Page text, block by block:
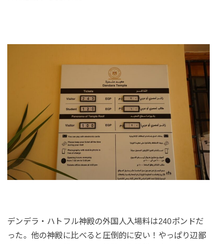
デンデラ・ハトフル神殿の外国人入場料は240ポンドだ
った。他の神殿に比べると圧倒的に安い！やっぱり辺鄙